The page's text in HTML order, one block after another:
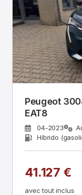
Peugeot
EAT8
04-2023
Híbrido
41.127 €
avec tout inclus